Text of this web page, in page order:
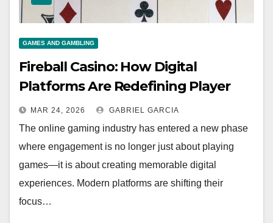
GAMES AND GAMBLING
Fireball Casino: How Digital
Platforms Are Redefining Player
Engagement
MAR 24, 2026 GABRIEL GARCIA
The online gaming industry has entered a new phase
where engagement is no longer just about playing
games—it is about creating memorable digital
experiences. Modern platforms are shifting their
focus…